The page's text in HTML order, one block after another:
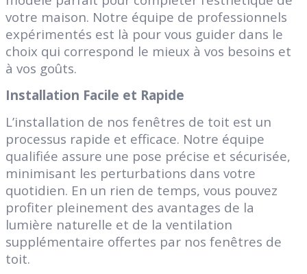
votre maison. Notre équipe de professionnels
expérimentés est là pour vous guider dans le
choix qui correspond le mieux à vos besoins et
à vos goûts.
Installation Facile et Rapide
L’installation de nos fenêtres de toit est un
processus rapide et efficace. Notre équipe
qualifiée assure une pose précise et sécurisée,
minimisant les perturbations dans votre
quotidien. En un rien de temps, vous pouvez
profiter pleinement des avantages de la
lumière naturelle et de la ventilation
supplémentaire offertes par nos fenêtres de
toit.